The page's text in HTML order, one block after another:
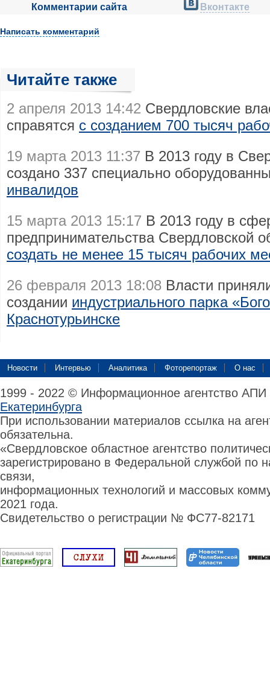
Комментарии сайта Вконтакте
Написать комментарий
Читайте также
2 апреля 2013 14:42 Свердловские
справятся с созданием 700 тысяч
19 марта 2013 11:37 В 2013 году в
создано 337 специально
инвалидов
15 марта 2013 15:17 В 2013 году в
предпринимательства Свердловской
создать не менее 15 тысяч рабочих
26 февраля 2013 18:08 Власти
создании индустриального парка
Краснотурьинске
Новости Интервью Аналитика Фоторепортаж О нас
1999 - 2022 © Информационное агентство
Екатеринбурга
При использовании материалов ссылка на
обязательна.
«Свердловское областное агентство
зарегистрировано в Федеральной службой по
связи,
информационных технологий и массовых
2021 года.
Свидетельство о регистрации № ФС77-82171